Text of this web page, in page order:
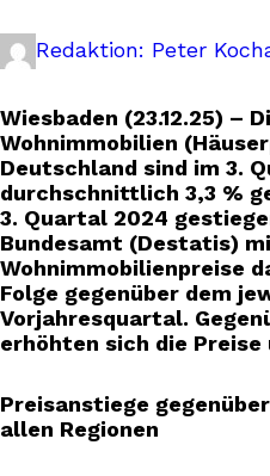
Redaktion: Peter
Wiesbaden (23.12.25) –
Wohnimmobilien
Deutschland sind im 3.
durchschnittlich 3,3 %
3. Quartal 2024
Bundesamt (Destatis)
Wohnimmobilienpreise
Folge gegenüber dem
Vorjahresquartal.
erhöhten sich die Preise
Preisanstiege
allen Regionen